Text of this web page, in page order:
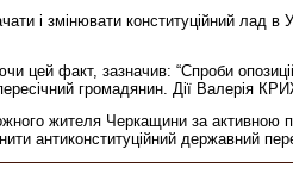
змінювати конституційний лад в
цей факт, зазначив: “Спроби
громадянин. Дії
жителя Черкащини за
антиконституційний державний